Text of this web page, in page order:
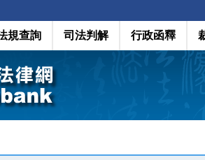
規查詢 司法判解 行政函釋